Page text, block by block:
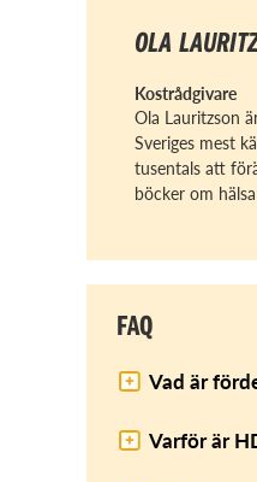
OLA
Kostrådgivare
Ola Lauritzson
Sveriges mest
tusentals att
böcker om
FAQ
Vad är
Varför är